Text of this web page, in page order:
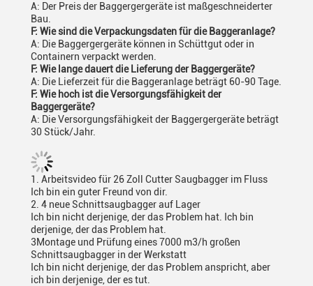
A: Der Preis der Baggergergeräte ist maßgeschneiderter
Bau.
F: Wie sind die Verpackungsdaten für die Baggeranlage?
A: Die Baggergergeräte können in Schüttgut oder in
Containern verpackt werden.
F: Wie lange dauert die Lieferung der Baggergeräte?
A: Die Lieferzeit für die Baggeranlage beträgt 60-90 Tage.
F: Wie hoch ist die Versorgungsfähigkeit der
Baggergeräte?
A: Die Versorgungsfähigkeit der Baggergergeräte beträgt
30 Stück/Jahr.
1. Arbeitsvideo für 26 Zoll Cutter Saugbagger im Fluss
Ich bin ein guter Freund von dir.
2. 4 neue Schnittsaugbagger auf Lager
Ich bin nicht derjenige, der das Problem hat. Ich bin
derjenige, der das Problem hat.
3Montage und Prüfung eines 7000 m3/h großen
Schnittsaugbagger in der Werkstatt
Ich bin nicht derjenige, der das Problem anspricht, aber
ich bin derjenige, der es tut.